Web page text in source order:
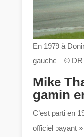
En 1979 à
gauche – © DR
Mike
gamin
C’est parti en
officiel payant